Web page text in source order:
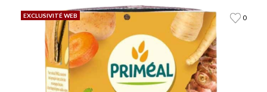
0
EXCLUSIVITÉ WEB